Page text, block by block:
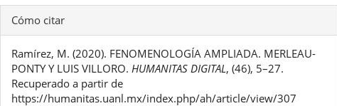
Detalles
del
artículo
Cómo citar
Ramírez, M. (2020). FENOMENOLOGÍA AMPLIADA. MERLEAU-
PONTY Y LUIS VILLORO. HUMANITAS DIGITAL, (46), 5–27.
Recuperado a partir de
https://humanitas.uanl.mx/index.php/ah/article/view/307